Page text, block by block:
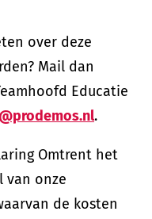
over deze
Mail dan
Educatie
.
Omtrent het
van onze
de kosten